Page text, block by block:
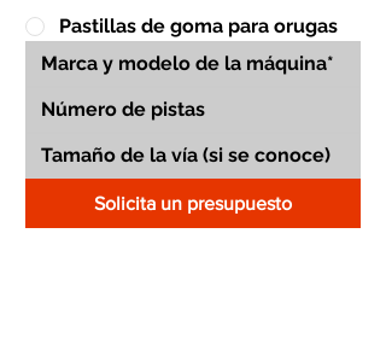
Pastillas de goma para orugas
Solicita un presupuesto